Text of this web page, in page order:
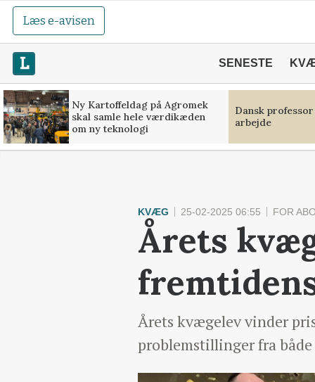
Læs e-avisen
SENESTE
Ny Kartoffeldag på Agromek
skal samle hele værdikæden
om ny teknologi
Dansk
arbejde
KVÆG 25-02-2025 06:55 FOR
Årets
Årets kvægelev vinder
problemstillinger fra